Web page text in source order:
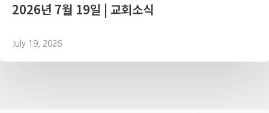
2026년 7월 19일 | 교회소식
July 19, 2026